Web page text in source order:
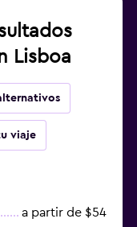
Lisboa
viaje
a partir de $54